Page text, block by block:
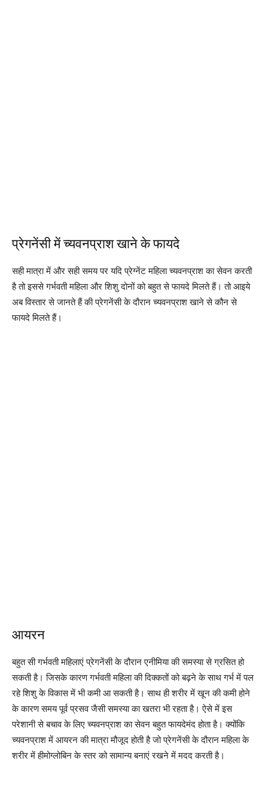
प्रेगनेंसी में च्यवनप्राश खाने के फायदे
सही मात्रा में और सही समय पर यदि प्रेग्नेंट महिला च्यवनप्राश का सेवन करती
है तो इससे गर्भवती महिला और शिशु दोनों को बहुत से फायदे मिलते हैं। तो आइये
अब विस्तार से जानते हैं की प्रेगनेंसी के दौरान च्यवनप्राश खाने से कौन से
फायदे मिलते हैं।
आयरन
बहुत सी गर्भवती महिलाएं प्रेगनेंसी के दौरान एनीमिया की समस्या से ग्रसित हो
सकती है। जिसके कारण गर्भवती महिला की दिक्कतों को बढ़ने के साथ गर्भ में पल
रहे शिशु के विकास में भी कमी आ सकती है। साथ ही शरीर में खून की कमी होने
के कारण समय पूर्व प्रसव जैसी समस्या का खतरा भी रहता है। ऐसे में इस
परेशानी से बचाव के लिए च्यवनप्राश का सेवन बहुत फायदेमंद होता है। क्योंकि
च्यवनप्राश में आयरन की मात्रा मौजूद होती है जो प्रेगनेंसी के दौरान महिला के
शरीर में हीमोग्लोबिन के स्तर को सामान्य बनाएं रखने में मदद करती है।